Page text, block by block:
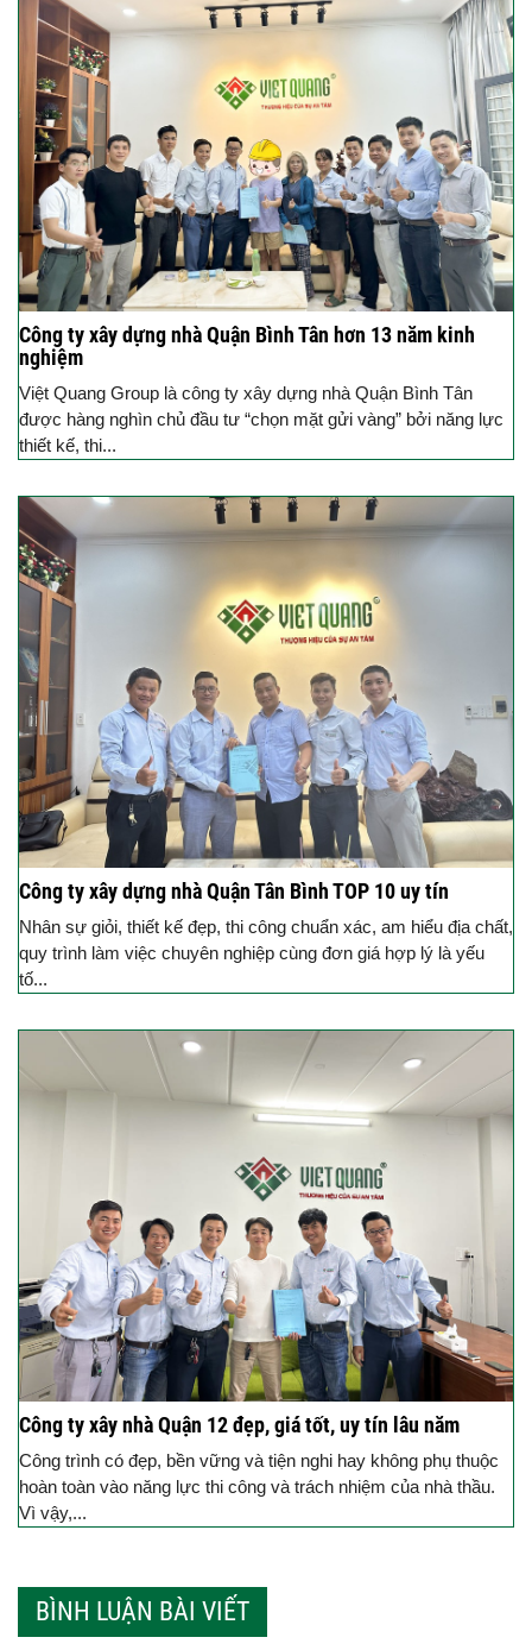
Công ty xây dựng nhà Quận Bình Tân hơn 13 năm kinh
nghiệm
Việt Quang Group là công ty xây dựng nhà Quận Bình Tân
được hàng nghìn chủ đầu tư “chọn mặt gửi vàng” bởi năng lực
thiết kế, thi...
Công ty xây dựng nhà Quận Tân Bình TOP 10 uy tín
Nhân sự giỏi, thiết kế đẹp, thi công chuẩn xác, am hiểu địa chất,
quy trình làm việc chuyên nghiệp cùng đơn giá hợp lý là yếu
tố...
Công ty xây nhà Quận 12 đẹp, giá tốt, uy tín lâu năm
Công trình có đẹp, bền vững và tiện nghi hay không phụ thuộc
hoàn toàn vào năng lực thi công và trách nhiệm của nhà thầu.
Vì vậy,...
BÌNH LUẬN BÀI VIẾT